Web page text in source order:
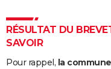
Dictionnaire
Biographies
Citations
Expressions
Proverbes
PROGRAMME TV
RÉSULTAT DU
SAVOIR
Pour rappel, la